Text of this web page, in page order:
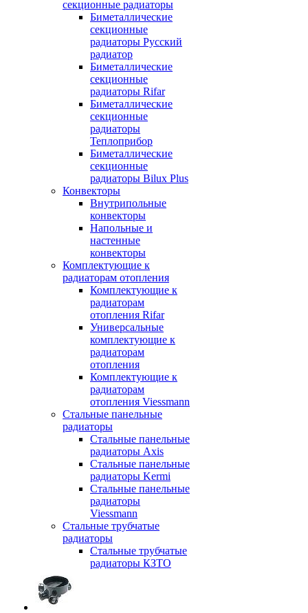
секционные радиаторы
Биметаллические
секционные
радиаторы Русский
радиатор
Биметаллические
секционные
радиаторы Rifar
Биметаллические
секционные
радиаторы
Теплоприбор
Биметаллические
секционные
радиаторы Bilux Plus
Конвекторы
Внутрипольные
конвекторы
Напольные и
настенные
конвекторы
Комплектующие к
радиаторам отопления
Комплектующие к
радиаторам
отопления Rifar
Универсальные
комплектующие к
радиаторам
отопления
Комплектующие к
радиаторам
отопления Viessmann
Стальные панельные
радиаторы
Стальные панельные
радиаторы Axis
Стальные панельные
радиаторы Kermi
Стальные панельные
радиаторы
Viessmann
Стальные трубчатые
радиаторы
Стальные трубчатые
радиаторы КЗТО